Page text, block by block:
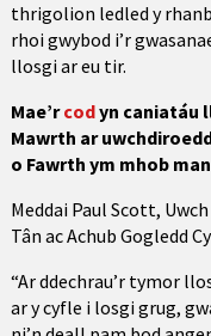
thrigolion ledled y
rhoi gwybod i’r
llosgi ar eu tir.
Mae’rcodyn caniatáu
Mawrth ar
o Fawrth ym mhob
Meddai Paul Scott,
Tân ac Achub Gogledd
“Ar ddechrau’r tymor
ar y cyfle i losgi grug,